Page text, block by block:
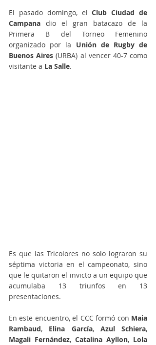
El pasado domingo, el Club Ciudad de
Campana dio el gran batacazo de la
Primera B del Torneo Femenino
organizado por la Unión de Rugby de
Buenos Aires (URBA) al vencer 40-7 como
visitante a La Salle.
Es que las Tricolores no solo lograron su
séptima victoria en el campeonato, sino
que le quitaron el invicto a un equipo que
acumulaba 13 triunfos en 13
presentaciones.
En este encuentro, el CCC formó con Maia
Rambaud, Elina García, Azul Schiera
Magali Fernández, Catalina Ayllon, Lola